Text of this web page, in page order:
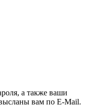
а также ваши
вам по E-Mail.